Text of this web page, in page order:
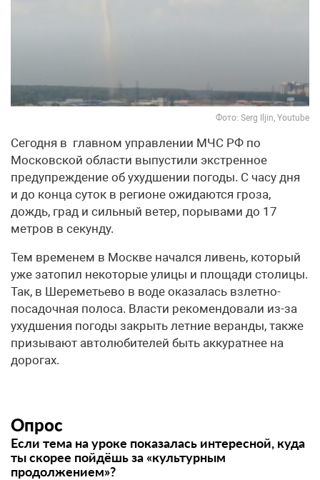
Фото: Serg Iljin, Youtube
Сегодня в главном управлении МЧС РФ по
Московской области выпустили экстренное
предупреждение об ухудшении погоды. С часу дня
и до конца суток в регионе ожидаются гроза,
дождь, град и сильный ветер, порывами до 17
метров в секунду.
Тем временем в Москве начался ливень, который
уже затопил некоторые улицы и площади столицы.
Так, в Шереметьево в воде оказалась взлетно-
посадочная полоса. Власти рекомендовали из-за
ухудшения погоды закрыть летние веранды, также
призывают автолюбителей быть аккуратнее на
дорогах.
Опрос
Если тема на уроке показалась интересной, куда
ты скорее пойдёшь за «культурным
продолжением»?